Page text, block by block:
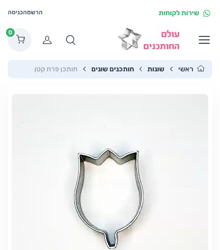
שירות לקוחות הרשמהכניסה
הרשמה
0
ראשי שונות חותכנים שונים חותכן פרח קטן